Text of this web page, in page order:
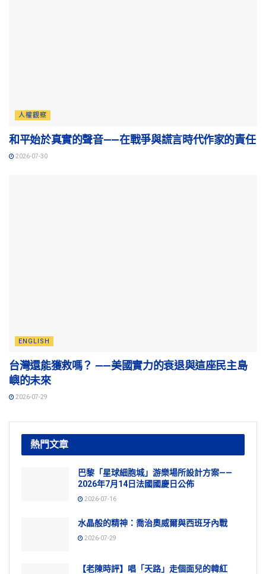
人權觀察
和平始於真實的聲音——在戰爭與謊言時代作家的責任
2026-07-30
ENGLISH
台灣還能獲救嗎？ ——美國實力的衰退與這座民主島
嶼的未來
2026-07-29
熱門文章
巴黎「星球細胞城」游樂場所設計方案——
2026年7月14日法國國慶日公佈
2026-07-16
水晶般的精神：喬治奧威爾與西班牙內戰
2026-07-29
【老陳時評】唱「天路」走個面兒的韓紅